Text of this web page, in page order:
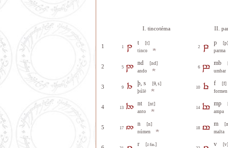
I. tincotéma II.
1 1
t
[t]
tinco
2
p
[p]
parma
2 5
nd
[nd]
ando
6
mb
umbar
3 9
þ, s
[θ, s]
þúlë
10
f
[f]
formen
4 13
nt
[nt]
anto
14
mp
ampa
5 17
n
[n]
númen
18
m
malta
r [ɹ fin.]
v
[v]